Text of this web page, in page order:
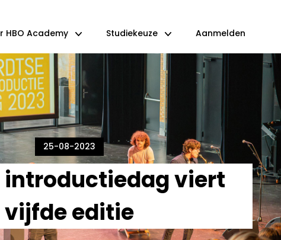
HBO Academy Studiekeuze Aanmelden
25-08-2023
introductiedag viert
vijfde editie